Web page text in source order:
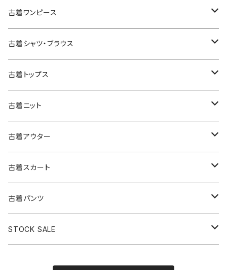
古着ワンピース
古着長袖ワンピース
古着半袖ワンピース
古着ノースリーブワンピース
古着キャミソールワンピース
古着ベアトップワンピース
古着オールインワン
古着オーバーオール
古着シャツ・ブラウス
古着長袖シャツ・ブラウス
古着半袖シャツ・ブラウス
古着ノースリーブシャツ・ブラウス
古着トップス
古着スウェット&パーカー
古着スウェット
古着パーカー
古着プルオーバー
古着長袖プルオーバー
古着半袖プルオーバー
古着Ｔシャツ
古着長袖Ｔシャツ
古着半袖Ｔシャツ
古着ベスト
古着キャミソール
古着ニット
古着セーター
古着カーディガン
古着半袖ニット
古着ニットアウター
古着アウター
古着ライトジャケット
古着ライトコート
古着ヘビージャケット
古着スカート
古着ロング丈スカート (丈76cm-)
古着膝丈スカート (丈56-75cm)
古着パンツ
古着ロング丈パンツ
STOCK SALE